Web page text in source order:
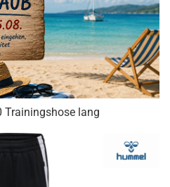
Trainingshose lang